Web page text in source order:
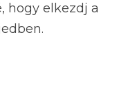
hogy elkezdj a